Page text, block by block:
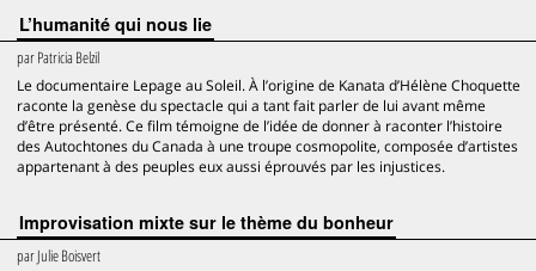
L’humanité qui nous lie
parPatricia Belzil
Le documentaire Lepage au Soleil. À l’origine de Kanata d’Hélène Choquette
raconte la genèse du spectacle qui a tant fait parler de lui avant même
d’être présenté. Ce film témoigne de l’idée de donner à raconter l’histoire
des Autochtones du Canada à une troupe cosmopolite, composée d’artistes
appartenant à des peuples eux aussi éprouvés par les injustices.
Improvisation mixte sur le thème du bonheur
parJulie Boisvert